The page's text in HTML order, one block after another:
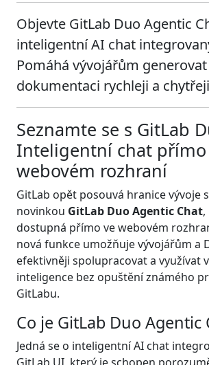
Objevte GitLab Duo Agentic
inteligentní AI chat
Pomáhá vývojářům
dokumentaci rychleji a
Seznamte se s GitLab
Inteligentní chat přímo
webovém rozhraní
GitLab opět posouvá hranice vývoje
novinkou GitLab Duo Agentic Chat
dostupná přímo ve webovém
nová funkce umožňuje vývojářům a
efektivněji spolupracovat a využívat
inteligence bez opuštění známého
GitLabu.
Co je GitLab Duo Agentic
Jedná se o inteligentní AI chat
GitLab UI, který je schopen